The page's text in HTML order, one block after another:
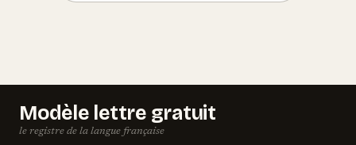
Modèle lettre gratuit
le registre de la langue française